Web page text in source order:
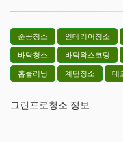
준공청소 인테리어청소
바닥청소
바닥왁스코팅
홈클리닝
계단청소 데
그린프로청소 정보